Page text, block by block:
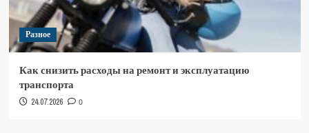
Разное
Как снизить расходы на ремонт и эксплуатацию
транспорта
24.07.2026 0